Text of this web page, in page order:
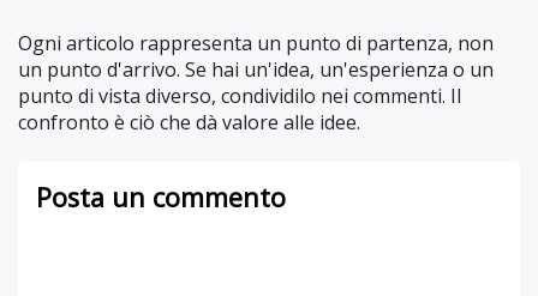
Ogni articolo rappresenta un punto di partenza, non
un punto d'arrivo. Se hai un'idea, un'esperienza o un
punto di vista diverso, condividilo nei commenti. Il
confronto è ciò che dà valore alle idee.
Posta un commento